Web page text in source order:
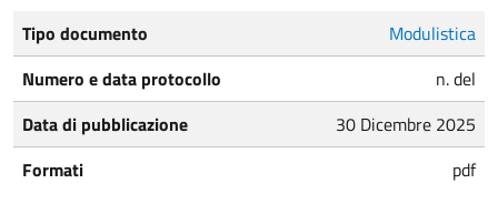
Tipo documento
Modulistica
Numero e data protocollo
n. del
Data di pubblicazione
30 Dicembre 2025
Formati
pdf